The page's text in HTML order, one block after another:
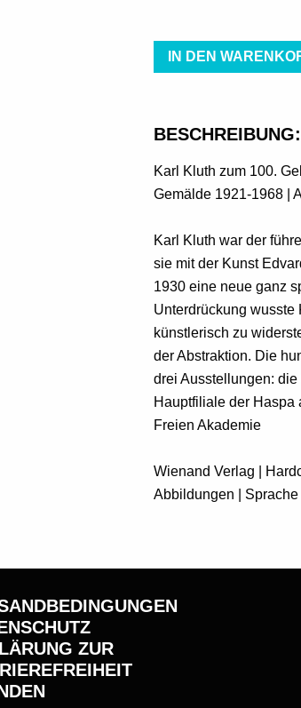
IN DEN
BESCHREIBUNG:
Karl Kluth zum 100.
Gemälde 1921-1968 |
Karl Kluth war der
sie mit der Kunst
1930 eine neue ganz
Unterdrückung wusste
künstlerisch zu
der Abstraktion. Die
drei Ausstellungen:
Hauptfiliale der Haspa
Freien Akademie
Wienand Verlag |
Abbildungen | Sprache
ZUR